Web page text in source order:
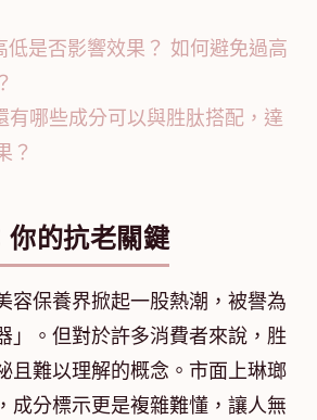
低是否影響效果？ 如何避免過高
有哪些成分可以與胜肽搭配，達
？
你的抗老關鍵
容保養界掀起一股熱潮，被譽為
」。但對於許多消費者來說，胜
且難以理解的概念。市面上琳瑯
成分標示更是複雜難懂，讓人無